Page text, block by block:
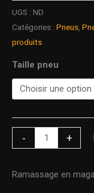
UGS : ND
Catégories : Pneus
produits
Taille pneu
- +
Ramassage en